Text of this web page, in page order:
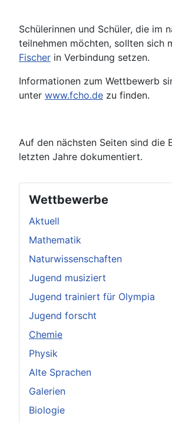
Schülerinnen und Schüler, die im
teilnehmen möchten, sollten sich
Fischer in Verbindung setzen.
Informationen zum Wettbewerb
unter www.fcho.de zu finden.
Auf den nächsten Seiten sind die
letzten Jahre dokumentiert.
Wettbewerbe
Aktuell
Mathematik
Naturwissenschaften
Jugend musiziert
Jugend trainiert für Olympia
Jugend forscht
Chemie
Physik
Alte Sprachen
Galerien
Biologie